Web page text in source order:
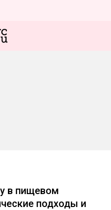
в пищевом
подходы и